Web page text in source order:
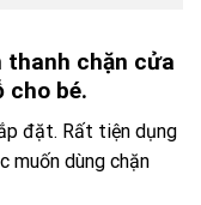
thanh chặn cửa
cho bé.
đặt. Rất tiện dụng
muốn dùng chặn